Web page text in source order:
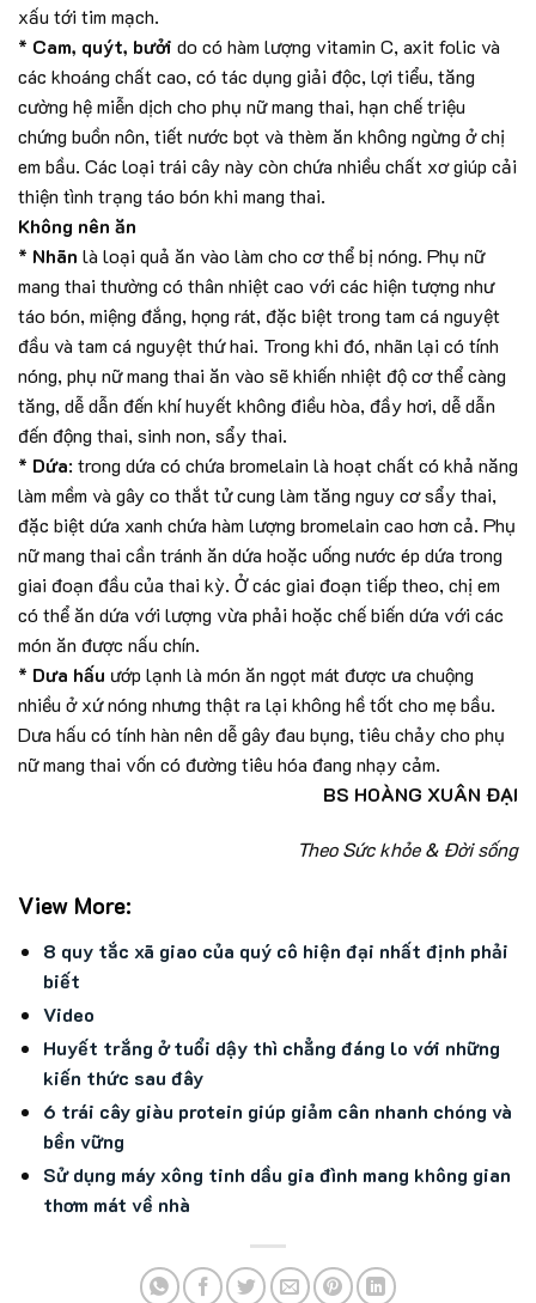
xấu tới tim mạch.
* Cam, quýt, bưởi do có hàm lượng vitamin C, axit folic và
các khoáng chất cao, có tác dụng giải độc, lợi tiểu, tăng
cường hệ miễn dịch cho phụ nữ mang thai, hạn chế triệu
chứng buồn nôn, tiết nước bọt và thèm ăn không ngừng ở chị
em bầu. Các loại trái cây này còn chứa nhiều chất xơ giúp cải
thiện tình trạng táo bón khi mang thai.
Không nên ăn
* Nhãn là loại quả ăn vào làm cho cơ thể bị nóng. Phụ nữ
mang thai thường có thân nhiệt cao với các hiện tượng như
táo bón, miệng đắng, họng rát, đặc biệt trong tam cá nguyệt
đầu và tam cá nguyệt thứ hai. Trong khi đó, nhãn lại có tính
nóng, phụ nữ mang thai ăn vào sẽ khiến nhiệt độ cơ thể càng
tăng, dễ dẫn đến khí huyết không điều hòa, đầy hơi, dễ dẫn
đến động thai, sinh non, sẩy thai.
* Dứa: trong dứa có chứa bromelain là hoạt chất có khả năng
làm mềm và gây co thắt tử cung làm tăng nguy cơ sẩy thai,
đặc biệt dứa xanh chứa hàm lượng bromelain cao hơn cả. Phụ
nữ mang thai cần tránh ăn dứa hoặc uống nước ép dứa trong
giai đoạn đầu của thai kỳ. Ở các giai đoạn tiếp theo, chị em
có thể ăn dứa với lượng vừa phải hoặc chế biến dứa với các
món ăn được nấu chín.
* Dưa hấu ướp lạnh là món ăn ngọt mát được ưa chuộng
nhiều ở xứ nóng nhưng thật ra lại không hề tốt cho mẹ bầu.
Dưa hấu có tính hàn nên dễ gây đau bụng, tiêu chảy cho phụ
nữ mang thai vốn có đường tiêu hóa đang nhạy cảm.
BS HOÀNG XUÂN ĐẠI
Theo Sức khỏe & Đời sống
View More:
8 quy tắc xã giao của quý cô hiện đại nhất định phải
biết
Video
Huyết trắng ở tuổi dậy thì chẳng đáng lo với những
kiến thức sau đây
6 trái cây giàu protein giúp giảm cân nhanh chóng và
bền vững
Sử dụng máy xông tinh dầu gia đình mang không gian
thơm mát về nhà